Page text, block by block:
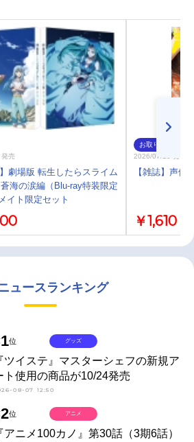
売
】劇場版 転生したらスライム
海の涙編（Blu-ray特装限定
イト限定セット
お取り寄せ
2026/07/10 発売
【雑誌】声優
￥1,610
ュースランキング
1位
ツイステ』マスターシェフの新規ア
ト使用の商品が10/24発売
08-07 12:50
グッズ
2位
アニメ100カノ』第30話（3期6話）
アニメ